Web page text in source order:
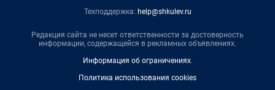
Техподдержка: help@shkulev.ru
Редакция сайта не несет ответственности за достоверность
информации, содержащейся в рекламных объявлениях.
Информация об ограничениях.
Политика использования cookies